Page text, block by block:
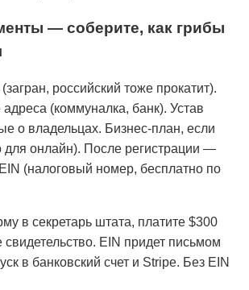
— соберите, как грибы
российский тоже прокатит).
(коммуналка, банк). Устав
о владельцах. Бизнес-план, если
для онлайн). После регистрации —
(налоговый номер, бесплатно по
в секретарь штата, платите $300
EIN придет письмом
в банковский счет и Stripe. Без EIN